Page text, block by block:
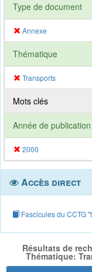
Type de document
Annexe
Thématique
Transports
Mots clés
Année de publication
2000
Accès direct
Fascicules du CCTG
Résultats de
Thématique: